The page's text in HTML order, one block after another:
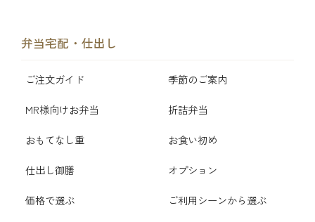
弁当宅配・仕出し
ご注文ガイド 季節のご案内
MR様向けお弁当 折詰弁当
おもてなし重 お食い初め
仕出し御膳 オプション
価格で選ぶ ご利用シーンから選ぶ